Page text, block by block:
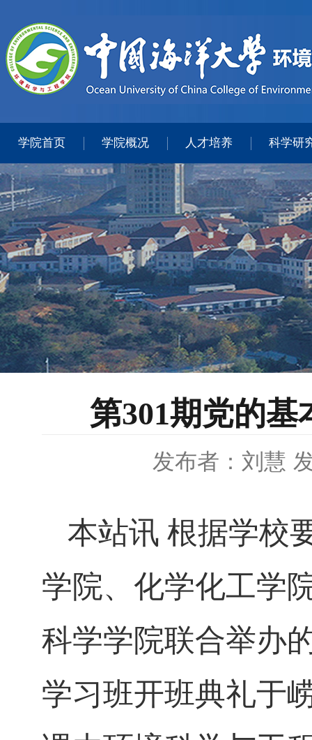
学院首页 学院概况 人才培养 科学研
第301期党的
发布者：刘慧
本站讯 根据学校
学院、化学化工学
科学学院联合举办
学习班开班典礼于